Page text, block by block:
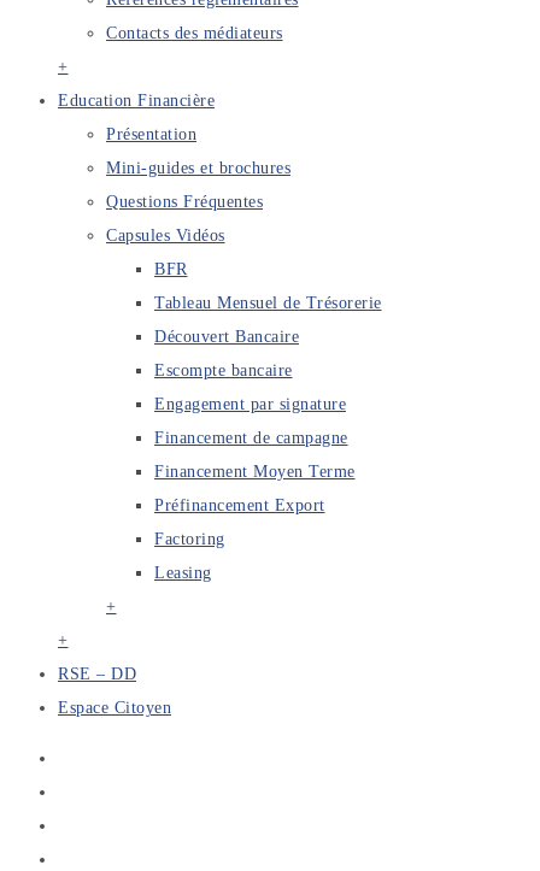
Contacts des médiateurs
+
Education Financière
Présentation
Mini-guides et brochures
Questions Fréquentes
Capsules Vidéos
BFR
Tableau Mensuel de Trésorerie
Découvert Bancaire
Escompte bancaire
Engagement par signature
Financement de campagne
Financement Moyen Terme
Préfinancement Export
Factoring
Leasing
+
+
RSE – DD
Espace Citoyen